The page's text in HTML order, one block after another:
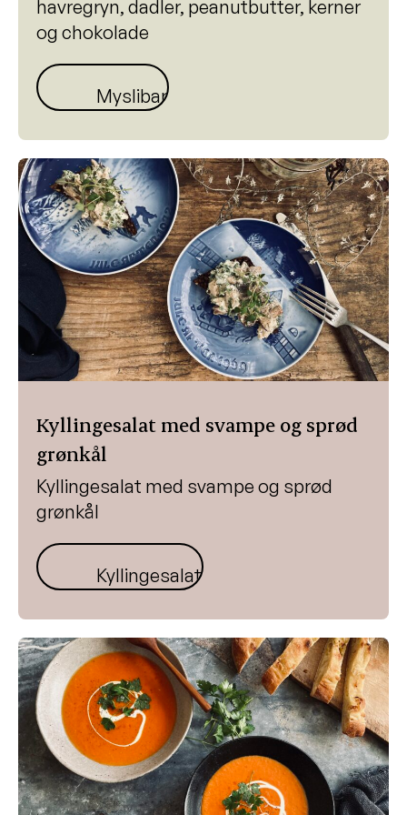
Madbrød med gulerødder og kerner
Grøn quiche
Vegetarisk tagine
Kagefigurer
Gulerodssuppe
havregryn, dadler, peanutbutter, kerner
og chokolade
Myslibar
Kyllingesalat med svampe og sprød
grønkål
Kyllingesalat med svampe og sprød
grønkål
Kyllingesalat